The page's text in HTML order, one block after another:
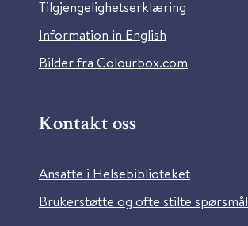
Tilgjengelighetserklæring
Information in English
Bilder fra Colourbox.com
Kontakt oss
Ansatte i Helsebiblioteket
Brukerstøtte og ofte stilte spørsmål